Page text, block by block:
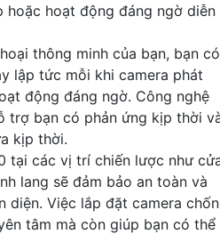
hoặc hoạt động đáng ngờ diễn
thông minh của bạn, bạn có
lập tức mỗi khi camera phát
động đáng ngờ. Công nghệ
trợ bạn có phản ứng kịp thời
kịp thời.
tại các vị trí chiến lược như
lang sẽ đảm bảo an toàn và
diện. Việc lắp đặt camera
tâm mà còn giúp bạn có thể